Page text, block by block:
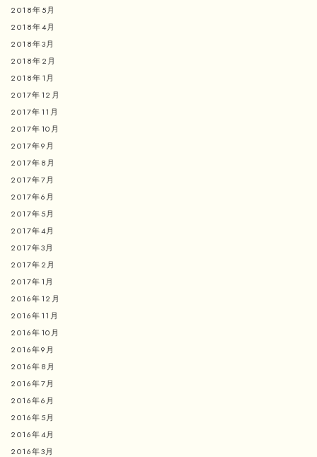
2018年5月
2018年4月
2018年3月
2018年2月
2018年1月
2017年12月
2017年11月
2017年10月
2017年9月
2017年8月
2017年7月
2017年6月
2017年5月
2017年4月
2017年3月
2017年2月
2017年1月
2016年12月
2016年11月
2016年10月
2016年9月
2016年8月
2016年7月
2016年6月
2016年5月
2016年4月
2016年3月